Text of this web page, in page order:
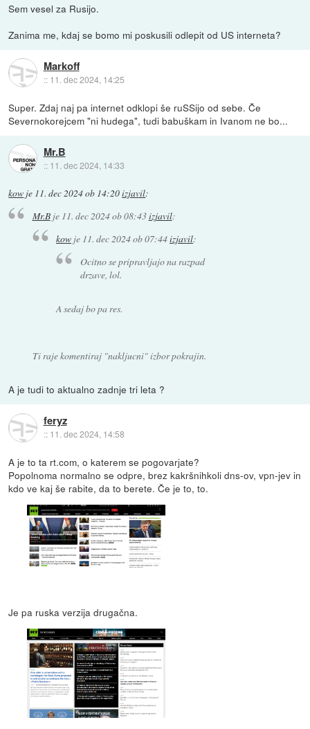
Sem vesel za Rusijo.
Zanima me, kdaj se bomo mi poskusili odlepit od US interneta?
Markoff
:: 11. dec 2024, 14:25
Super. Zdaj naj pa internet odklopi še ruSSijo od sebe. Če
Severnokorejcem "ni hudega", tudi babuškam in Ivanom ne bo...
Mr.B
:: 11. dec 2024, 14:33
kow je 11. dec 2024 ob 14:20izjavil:
Mr.Bje 11. dec 2024 ob 08:43izjavil:
kow je 11. dec 2024 ob 07:44izjavil:
Ocitno se pripravljajo na razpad
drzave, lol.
A sedaj bo pa res.
Ti raje komentiraj "nakljucni" izbor pokrajin.
A je tudi to aktualno zadnje tri leta ?
feryz
:: 11. dec 2024, 14:58
A je to ta rt.com, o katerem se pogovarjate?
Popolnoma normalno se odpre, brez kakršnihkoli dns-ov, vpn-jev in
kdo ve kaj še rabite, da to berete. Če je to, to.
Je pa ruska verzija drugačna.